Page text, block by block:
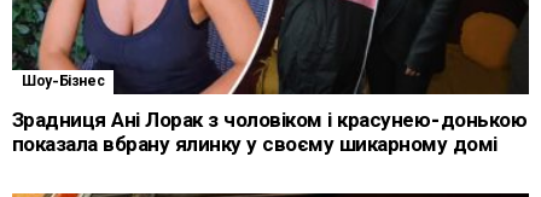
Шоу-Бізнес
Зрадниця Ані Лорак з чоловіком і красунею-донькою
показала вбрану ялинку у своєму шикарному домі